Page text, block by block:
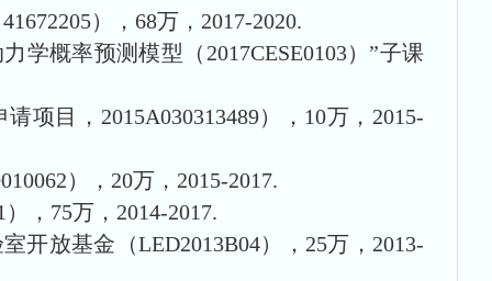
），68万，2017-2020.
概率预测模型（2017CESE0103）”子课
目，2015A030313489），10万，2015-
），20万，2015-2017.
），75万，2014-2017.
开放基金（LED2013B04），25万，2013-